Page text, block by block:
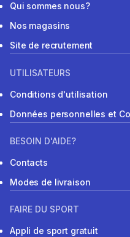
Qui sommes nous?
Nos magasins
Site de recrutement
UTILISATEURS
Conditions d'utilisation
Données personnelles et
BESOIN D'AIDE?
Contacts
Modes de livraison
FAIRE DU SPORT
Appli de sport gratuit